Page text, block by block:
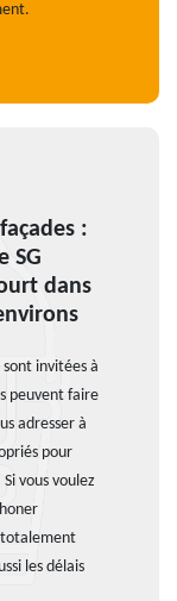
:
SG
dans
invitées à
peuvent faire
adresser à
pour
vous voulez
totalement
les délais